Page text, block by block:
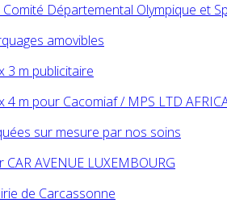
Départemental Olympique et
amovibles
3 m publicitaire
4 m pour Cacomiaf / MPS LTD
sur mesure par nos soins
AVENUE LUXEMBOURG
de Carcassonne